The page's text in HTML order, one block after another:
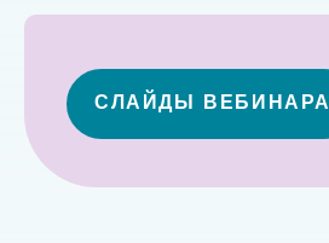
СЛАЙДЫ ВЕБИНАРА